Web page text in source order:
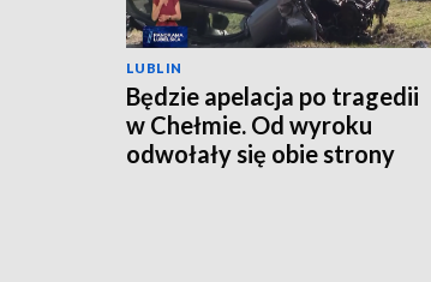
LUBLIN
Będzie apelacja po tragedii
w Chełmie. Od wyroku
odwołały się obie strony